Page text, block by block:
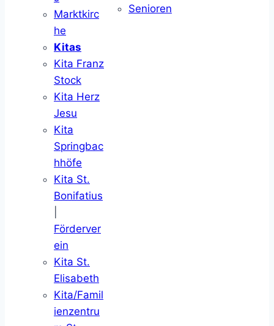
Marktkirc
he
Kitas
Kita Franz
Stock
Kita Herz
Jesu
Kita
Springbac
hhöfe
Kita St.
Bonifatius
Förderver
ein
Kita St.
Elisabeth
Kita/Famil
ienzentru
Senioren